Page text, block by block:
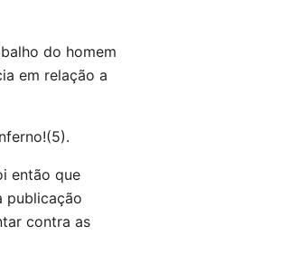
do homem
em relação a
então que
publicação
contra as